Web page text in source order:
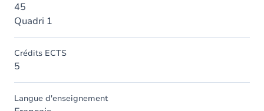
45
Quadri 1
Crédits ECTS
5
Langue d'enseignement